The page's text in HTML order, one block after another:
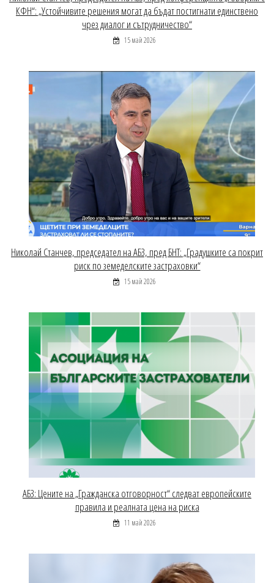
КФН“: „Устойчивите решения могат да бъдат постигнати единствено
чрез диалог и сътрудничество“
15 май 2026
Николай Станчев, председател на АБЗ, пред БНТ: „Градушките са покрит
риск по земеделските застраховки“
15 май 2026
АБЗ: Цените на „Гражданска отговорност“ следват европейските
правила и реалната цена на риска
11 май 2026